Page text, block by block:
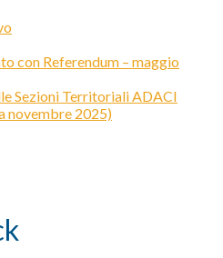
con Referendum – maggio
Sezioni Territoriali ADACI
novembre 2025)